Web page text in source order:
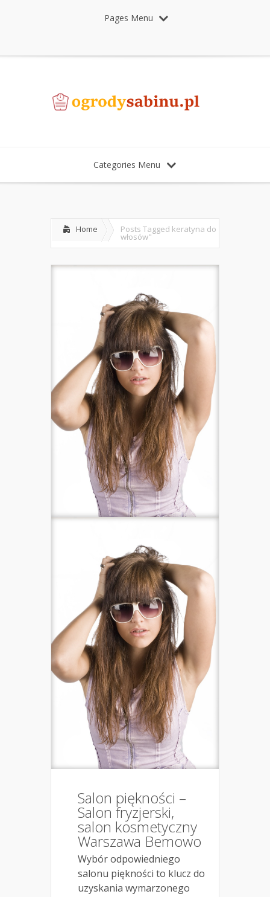
Pages Menu
Categories Menu
Home Posts Tagged keratyna do
włosów"
Salon piękności –
Salon fryzjerski,
salon kosmetyczny
Warszawa Bemowo
Wybór odpowiedniego
salonu piękności to klucz do
uzyskania wymarzonego